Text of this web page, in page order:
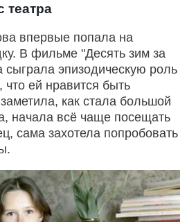
театра
впервые попала на
В фильме "Десять зим за
сыграла эпизодическую роль
что ей нравится быть
как стала большой
начала всё чаще посещать
сама захотела попробовать